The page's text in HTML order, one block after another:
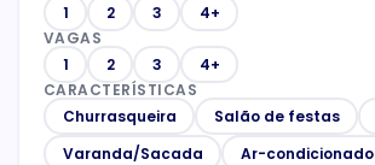
1
2 3
4+
VAGAS
1
2 3
4+
CARACTERÍSTICAS
Churrasqueira
Salão de festas
Varanda/Sacada
Ar-condicionado